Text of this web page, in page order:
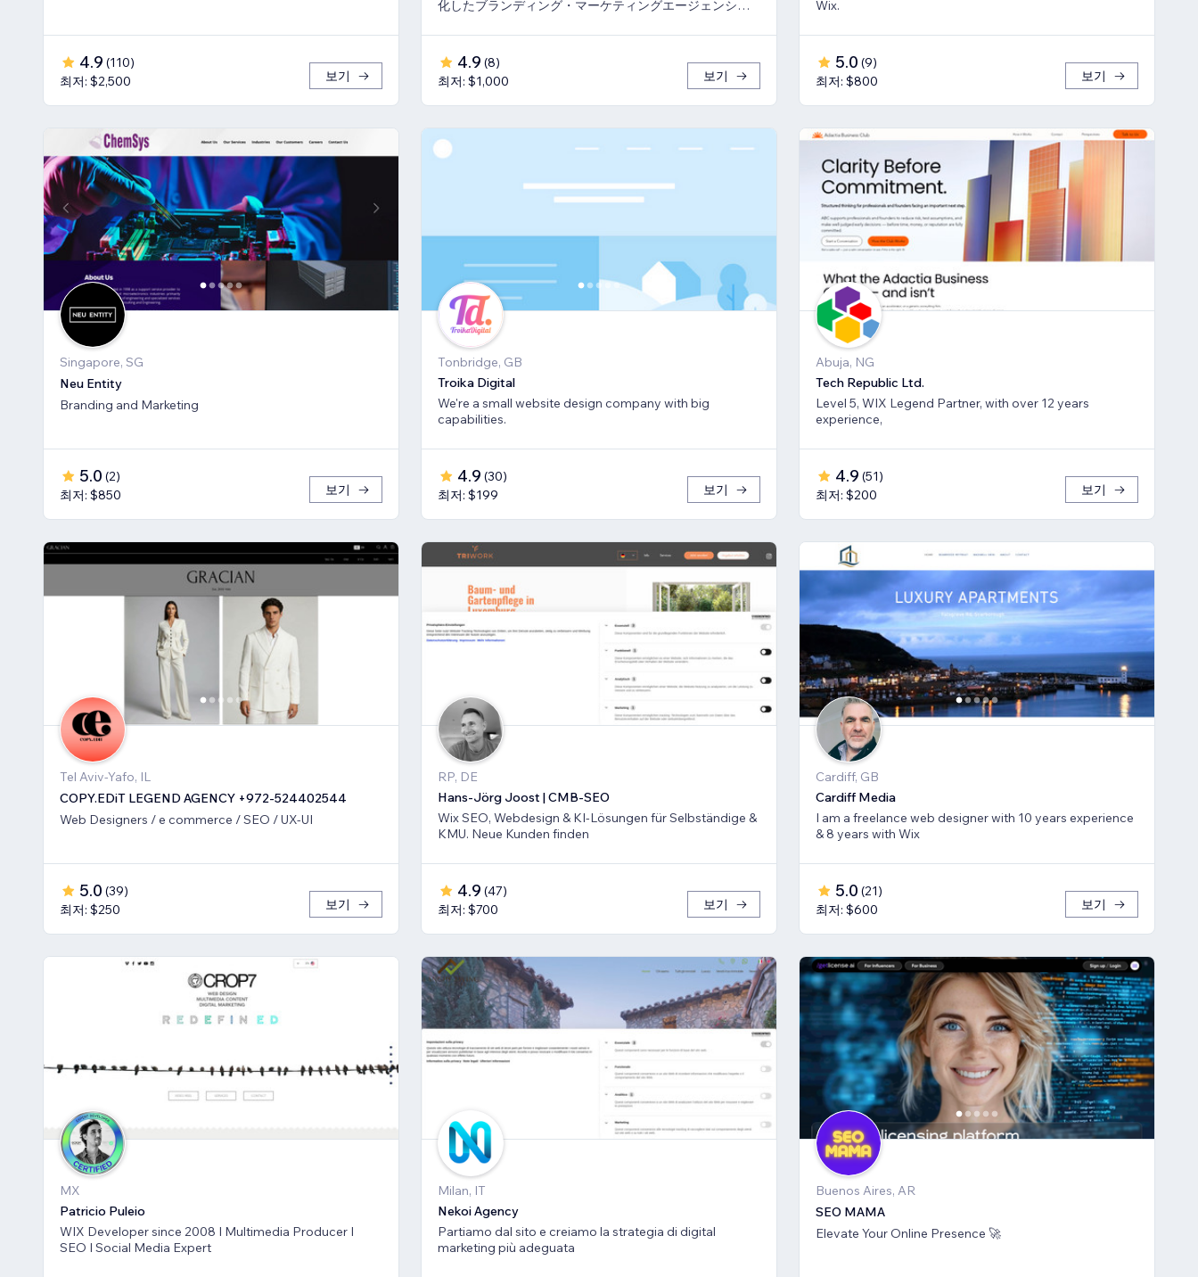
4.9 (110)
최저: $2,500
보기
化したブランディング・マーケティングエージェンシー
4.9 (8)
최저: $1,000
보기
Wix.
5.0 (9)
최저: $800
보기
Singapore, SG
Neu Entity
Branding and Marketing
5.0 (2)
최저: $850
보기
Tonbridge, GB
Troika Digital
We're a small website design company with big
capabilities.
4.9 (30)
최저: $199
보기
Abuja, NG
Tech Republic Ltd.
Level 5, WIX Legend Partner, with over 12 years
experience,
4.9 (51)
최저: $200
보기
Tel Aviv-Yafo, IL
COPY.EDiT LEGEND AGENCY +972-524402544
Web Designers / e commerce / SEO / UX-UI
5.0 (39)
최저: $250
보기
RP, DE
Hans-Jörg Joost | CMB-SEO
Wix SEO, Webdesign & KI-Lösungen für Selbständige &
KMU. Neue Kunden finden
4.9 (47)
최저: $700
보기
Cardiff, GB
Cardiff Media
I am a freelance web designer with 10 years experience
& 8 years with Wix
5.0 (21)
최저: $600
보기
MX
Patricio Puleio
WIX Developer since 2008 I Multimedia Producer I
SEO I Social Media Expert
Milan, IT
Nekoi Agency
Partiamo dal sito e creiamo la strategia di digital
marketing più adeguata
Buenos Aires, AR
SEO MAMA
Elevate Your Online Presence 🚀